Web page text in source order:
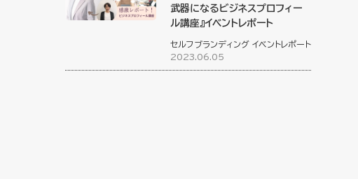
武器になるビジネスプロフィー
ル講座』イベントレポート
セルフブランディング イベントレポート
2023.06.05